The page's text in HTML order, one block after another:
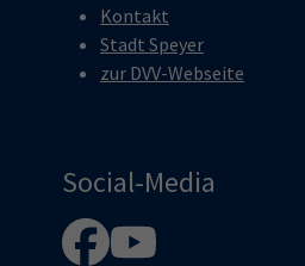
Kontakt
Stadt Speyer
zur DVV-Webseite
Social-Media